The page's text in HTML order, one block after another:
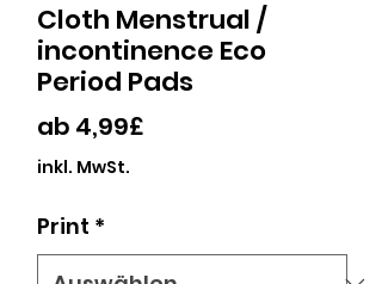
Cloth Menstrual /
incontinence Eco
Period Pads
ab 4,99£
inkl. MwSt.
Print *